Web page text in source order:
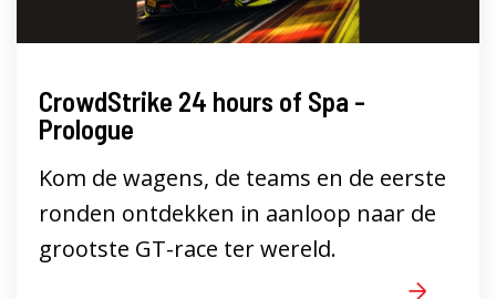
CrowdStrike 24 hours of Spa -
Prologue
Kom de wagens, de teams en de eerste
ronden ontdekken in aanloop naar de
grootste GT-race ter wereld.